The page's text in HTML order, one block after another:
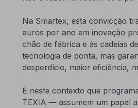
Na Smartex, esta convicção
euros por ano em inovação
chão de fábrica e às cadeias
tecnologia de ponta, mas
desperdício, maior eficiência,
É neste contexto que
TEXIA — assumem um papel